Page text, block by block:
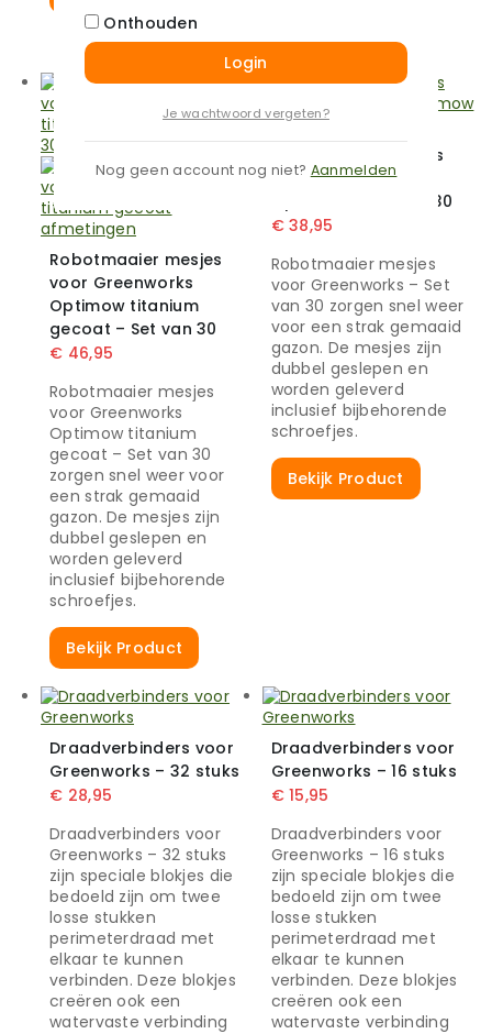
Robotmaaier mesjes
voor Greenworks
Optimow titanium
gecoat – Set van 30
€ 46,95
Robotmaaier mesjes
voor Greenworks
Optimow titanium
gecoat – Set van 30
zorgen snel weer voor
een strak gemaaid
gazon. De mesjes zijn
dubbel geslepen en
worden geleverd
inclusief bijbehorende
schroefjes.
Bekijk Product
Robotmaaier mesjes
voor Greenworks
Optimow – Set van 30
€38,95
Robotmaaier mesjes
voor Greenworks – Set
van 30 zorgen snel weer
voor een strak gemaaid
gazon. De mesjes zijn
dubbel geslepen en
worden geleverd
inclusief bijbehorende
schroefjes.
Bekijk Product
Draadverbinders voor
Greenworks – 32 stuks
€ 28,95
Draadverbinders voor
Greenworks – 32 stuks
zijn speciale blokjes die
bedoeld zijn om twee
losse stukken
perimeterdraad met
elkaar te kunnen
verbinden. Deze blokjes
creëren ook een
watervaste verbinding
Draadverbinders voor
Greenworks – 16 stuks
€15,95
Draadverbinders voor
Greenworks – 16 stuks
zijn speciale blokjes die
bedoeld zijn om twee
losse stukken
perimeterdraad met
elkaar te kunnen
verbinden. Deze blokjes
creëren ook een
watervaste verbinding
Onthouden
Login
Je wachtwoord vergeten?
Nog geen account nog niet? Aanmelden